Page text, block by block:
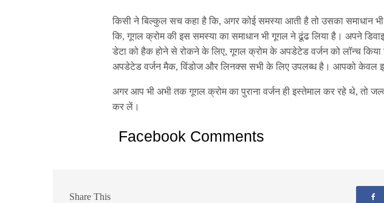
किसी ने बिल्कुल सच कहा है कि, अगर कोई समस्या आती है तो उसका समाधान
कि, गूगल क्रोम की इस समस्या का समाधान भी गूगल ने ढूंढ लिया है। अपने
डेटा को हैक होने से रोकने के लिए, गूगल क्रोम के अपडेटेड वर्जन को लॉन्च किया
अपडेटेड वर्जन मैक, विंडोज और लिनक्स सभी के लिए उपलब्ध है। आपको केवल
अगर आप भी अभी तक गूगल क्रोम का पुराना वर्जन ही इस्तेमाल कर रहे थे, तो
कर लें।
Facebook Comments
Share This